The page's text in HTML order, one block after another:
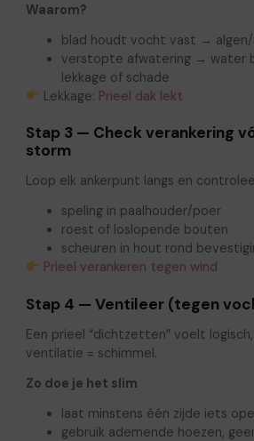
Waarom?
blad houdt vocht vast →
verstopte afwatering → water
lekkage of schade
Lekkage: Prieel dak lekt
Stap 3 — Check verankering
storm
Loop elk ankerpunt langs en
speling in paalhouder/poer
roest of loslopende bouten
scheuren in hout rond
Prieel verankeren tegen wind
Stap 4 — Ventileer (tegen
Een prieel “dichtzetten” voelt
ventilatie = schimmel.
Zo doe je het slim
laat minstens één zijde iets
gebruik ademende hoezen,